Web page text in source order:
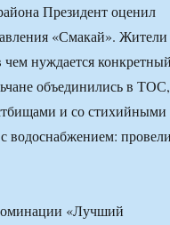
Президент оценил
«Смакай». Жители
нуждается
объединились в ТОС,
и со стихийными
водоснабжением:
«Лучший